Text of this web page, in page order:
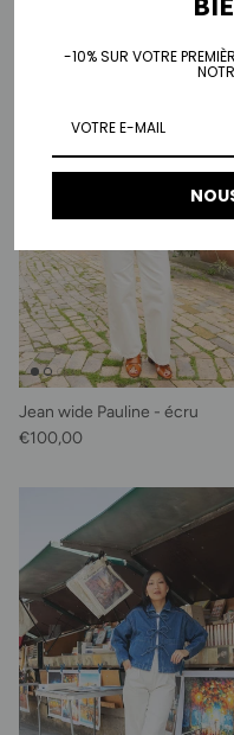
Jean wide Pauline - écru
Prix habituel
€100,00
-10% SUR VOTRE